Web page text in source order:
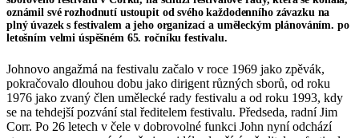
oznámil své rozhodnutí ustoupit od svého každodenního závazku na
plný úvazek s festivalem a jeho organizací a uměleckým plánováním. po
letošním velmi úspěšném 65. ročníku festivalu.
Johnovo angažmá na festivalu začalo v roce 1969 jako zpěvák,
pokračovalo dlouhou dobu jako dirigent různých sborů, od roku
1976 jako zvaný člen umělecké rady festivalu a od roku 1993, kdy
se na tehdejší pozvání stal ředitelem festivalu. Předseda, radní Jim
Corr. Po 26 letech v čele v dobrovolné funkci John nyní odchází